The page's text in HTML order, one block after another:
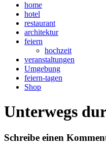
home
hotel
restaurant
architektur
feiern
hochzeit
veranstaltungen
Umgebung
feiern-tagen
Shop
Unterwegs
Schreibe einen